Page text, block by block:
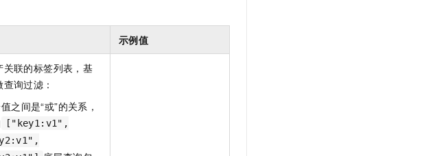
示例值
关联的标签列表，基
询过滤：
之间是“或”的关系，
["key1:v1",